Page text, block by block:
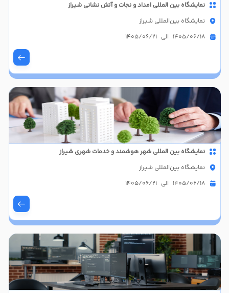
نمایشگاه بین المللی امداد و نجات و آتش نشانی شیراز
نمایشگاه بین‌المللی شیراز
1405/06/18 الی 1405/06/21
نمایشگاه بین المللی شهر هوشمند و خدمات شهری شیراز
نمایشگاه بین‌المللی شیراز
1405/06/18 الی 1405/06/21